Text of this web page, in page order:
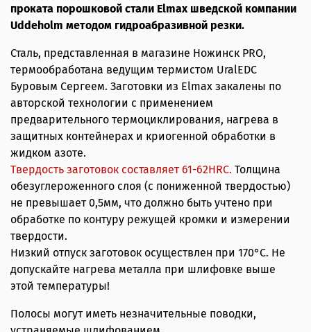
проката порошковой стали Elmax шведской компании
Uddeholm методом гидроабразивной резки.
Сталь, представленная в магазине Ножинск PRO,
термообработана ведущим термистом UralEDC
Буровым Сергеем. Заготовки из Elmax закалены по
авторской технологии с применением
предварительного термоциклирования, нагрева в
защитных контейнерах и криогенной обработки в
жидком азоте.
Твердость заготовок составляет 61-62HRС. Толщина
обезуглероженного слоя (с пониженной твердостью)
не превышает 0,5мм, что должно быть учтено при
обработке по контуру режущей кромки и измерении
твердости.
Низкий отпуск заготовок осуществлен при 170°С. Не
допускайте нагрева металла при шлифовке выше
этой температуры!
Полосы могут иметь незначительные поводки,